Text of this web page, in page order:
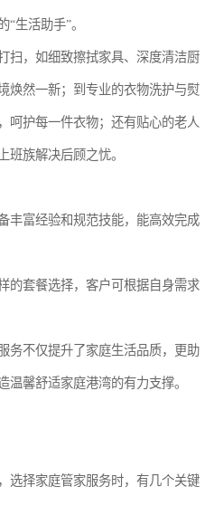
生活助手”。
扫，如细致擦拭家具、深度清洁厨
焕然一新；到专业的衣物洗护与熨
呵护每一件衣物；还有贴心的老人
班族解决后顾之忧。
丰富经验和规范技能，能高效完成
的套餐选择，客户可根据自身需求
务不仅提升了家庭生活品质，更助
温馨舒适家庭港湾的有力支撑。
选择家庭管家服务时，有几个关键